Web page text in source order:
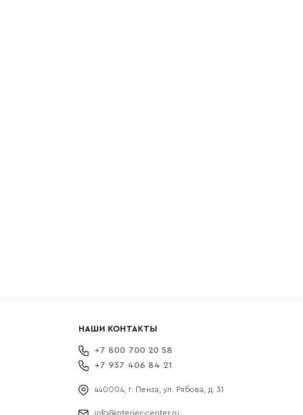
НАШИ КОНТАКТЫ
+7 800 700 20 58
+7 937 406 84 21
440004, г. Пенза, ул. Рябова, д. 31
info@interier-center.ru